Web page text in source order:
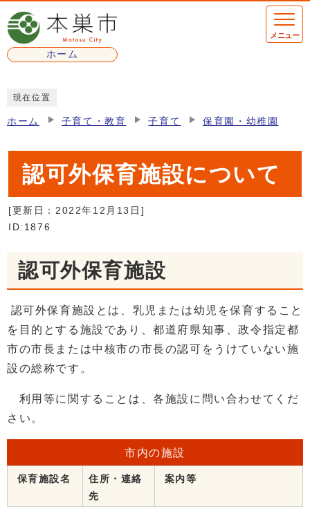
ページの先頭です
ホーム
メニュー
現在位置
ホーム 子育て・教育 子育て 保育園・幼稚園
認可外保育施設について
[更新日： 2022年12月13日 ]
ID:1876
認可外保育施設
認可外保育施設とは、乳児または幼児を保育すること
を目的とする施設であり、都道府県知事、政令指定都
市の市長または中核市の市長の認可をうけていない施
設の総称です。
利用等に関することは、各施設に問い合わせてくだ
さい。
市内の施設
保育施設名
住所・連絡
先
案内等